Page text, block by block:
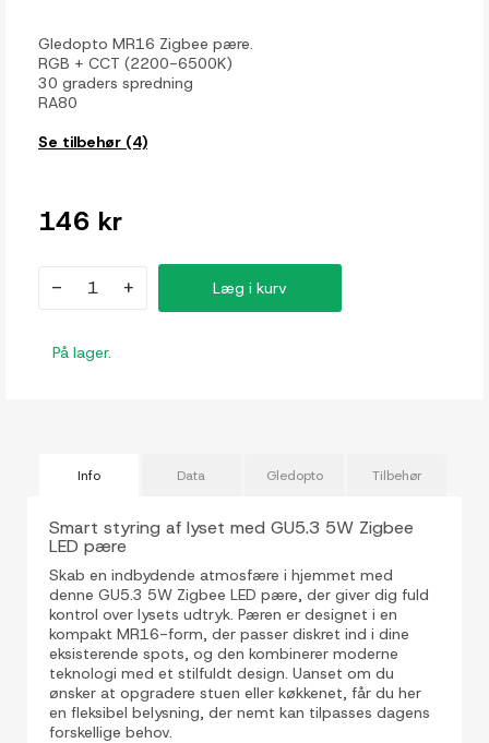
Gledopto MR16 Zigbee pære.
RGB + CCT (2200-6500K)
30 graders spredning
RA80
Se tilbehør (4)
146 kr
- + Læg i kurv
På lager.
Info Data Gledopto Tilbehør
Smart styring af lyset med GU5.3 5W Zigbee
LED pære
Skab en indbydende atmosfære i hjemmet med
denne GU5.3 5W Zigbee LED pære, der giver dig fuld
kontrol over lysets udtryk. Pæren er designet i en
kompakt MR16-form, der passer diskret ind i dine
eksisterende spots, og den kombinerer moderne
teknologi med et stilfuldt design. Uanset om du
ønsker at opgradere stuen eller køkkenet, får du her
en fleksibel belysning, der nemt kan tilpasses dagens
forskellige behov.